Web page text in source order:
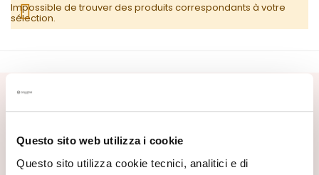
Questo sito web utilizza i cookie
Questo sito utilizza cookie tecnici, analitici e di
VISAGE
G
R
Impossible de trouver des produits correspondants à votre
sélection.
attendent ! Recevez aussi votre offre de bienvenue :
de réduction
sur votre première commande.